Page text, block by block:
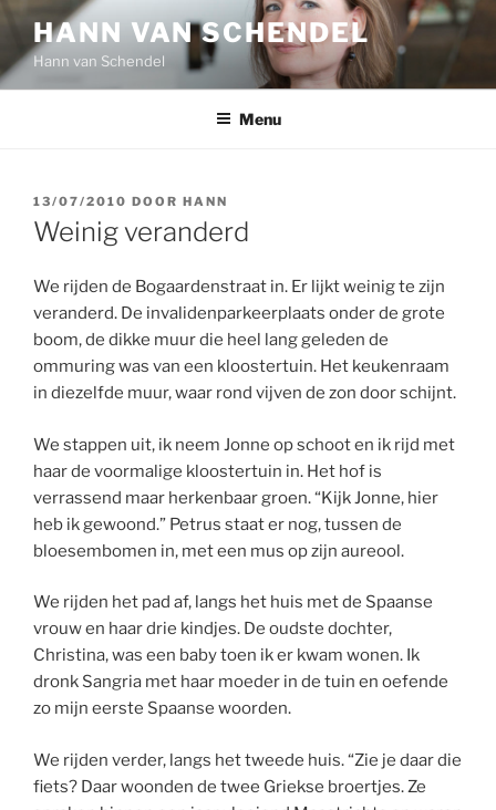
Ga
de
inhoud
HANN VAN SCHENDEL
Hann van Schendel
Menu
GEPLAATST
OP
13/07/2010 DOOR HANN
Weinig veranderd
We rijden de Bogaardenstraat in. Er lijkt weinig te zijn
veranderd. De invalidenparkeerplaats onder de grote
boom, de dikke muur die heel lang geleden de
ommuring was van een kloostertuin. Het keukenraam
in diezelfde muur, waar rond vijven de zon door schijnt.
We stappen uit, ik neem Jonne op schoot en ik rijd met
haar de voormalige kloostertuin in. Het hof is
verrassend maar herkenbaar groen. “Kijk Jonne, hier
heb ik gewoond.” Petrus staat er nog, tussen de
bloesembomen in, met een mus op zijn aureool.
We rijden het pad af, langs het huis met de Spaanse
vrouw en haar drie kindjes. De oudste dochter,
Christina, was een baby toen ik er kwam wonen. Ik
dronk Sangria met haar moeder in de tuin en oefende
zo mijn eerste Spaanse woorden.
We rijden verder, langs het tweede huis. “Zie je daar die
fiets? Daar woonden de twee Griekse broertjes. Ze